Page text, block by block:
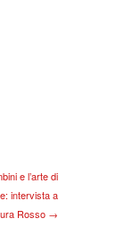
e l’arte di
intervista a
Rosso →